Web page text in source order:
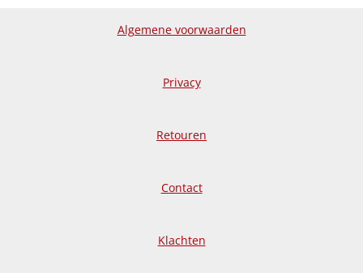
Algemene voorwaarden
Privacy
Retouren
Contact
Klachten